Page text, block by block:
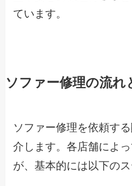
ています。
ソファー修理の流れ
ソファー修理を依頼す
介します。各店舗によ
が、基本的には以下の